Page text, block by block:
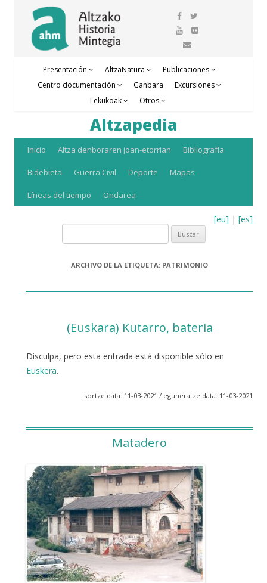
Presentación AltzaNatura
Publicaciones
Centro documentación
Ganbara
Excursiones
Lekukoak
Otros
Altzapedia
Saltar
contenido
Inicio Altza denboraren joan-etorrian Bibliografía
Bidebieta Guerra Civil Deporte Mapas
Líneas del tiempo Ondarea
[eu] | [es]
Buscar:
ARCHIVO DE LA ETIQUETA: PATRIMONIO
(Euskara) Kutarro, bateria
Disculpa, pero esta entrada está disponible sólo en
Euskera.
sortze data: 11-03-2021 / eguneratze data: 11-03-2021
Matadero